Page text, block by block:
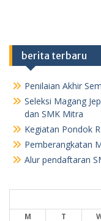
berita terbaru
Penilaian Akhir
Seleksi Magang
dan SMK Mitra
Kegiatan Pondok
Pemberangkatan
Alur pendaftaran
M T